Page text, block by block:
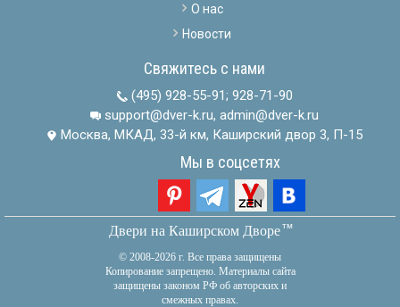
О нас
Новости
Свяжитесь с нами
(495) 928-55-91; 928-71-90
support@dver-k.ru, admin@dver-k.ru
Москва, МКАД, 33-й км, Каширский двор 3, П-15
Мы в соцсетях
Двери на Каширском Дворетм
© 2008-2026 г. Все права защищены
Копирование запрещено. Материалы сайта
защищены законом РФ об авторских и
смежных правах.